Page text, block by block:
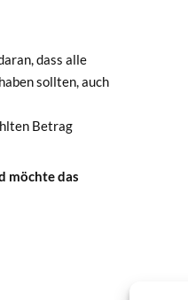
dass alle
sollten, auch
Betrag
möchte das